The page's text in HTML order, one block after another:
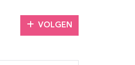
VOLGEN